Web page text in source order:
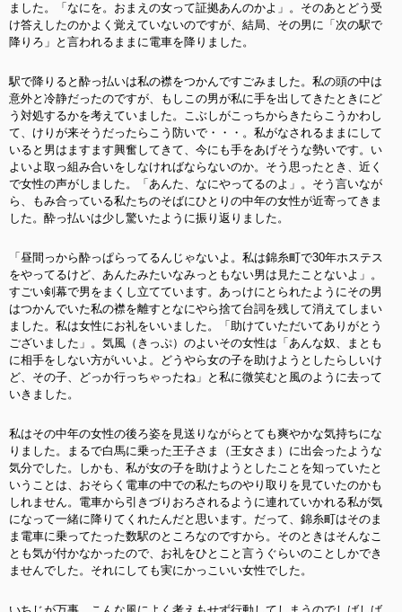
ました。「なにを。おまえの女って証拠あんのかよ」。そのあとどう受
け答えしたのかよく覚えていないのですが、結局、その男に「次の駅で
降りろ」と言われるままに電車を降りました。
駅で降りると酔っ払いは私の襟をつかんですごみました。私の頭の中は
意外と冷静だったのですが、もしこの男が私に手を出してきたときにど
う対処するかを考えていました。こぶしがこっちからきたらこうかわし
て、けりが来そうだったらこう防いで・・・。私がなされるままにして
いると男はますます興奮してきて、今にも手をあげそうな勢いです。い
よいよ取っ組み合いをしなければならないのか。そう思ったとき、近く
で女性の声がしました。「あんた、なにやってるのよ」。そう言いなが
ら、もみ合っている私たちのそばにひとりの中年の女性が近寄ってきま
した。酔っ払いは少し驚いたように振り返りました。
「昼間っから酔っぱらってるんじゃないよ。私は錦糸町で30年ホステス
をやってるけど、あんたみたいなみっともない男は見たことないよ」。
すごい剣幕で男をまくし立てています。あっけにとられたようにその男
はつかんでいた私の襟を離すとなにやら捨て台詞を残して消えてしまい
ました。私は女性にお礼をいいました。「助けていただいてありがとう
ございました」。気風（きっぷ）のよいその女性は「あんな奴、まとも
に相手をしない方がいいよ。どうやら女の子を助けようとしたらしいけ
ど、その子、どっか行っちゃったね」と私に微笑むと風のように去って
いきました。
私はその中年の女性の後ろ姿を見送りながらとても爽やかな気持ちにな
りました。まるで白馬に乗った王子さま（王女さま）に出会ったような
気分でした。しかも、私が女の子を助けようとしたことを知っていたと
いうことは、おそらく電車の中での私たちのやり取りを見ていたのかも
しれません。電車から引きづりおろされるように連れていかれる私が気
になって一緒に降りてくれたんだと思います。だって、錦糸町はそのま
ま電車に乗ってたった数駅のところなのですから。そのときはそんなこ
とも気が付かなかったので、お礼をひとこと言うぐらいのことしかでき
ませんでした。それにしても実にかっこいい女性でした。